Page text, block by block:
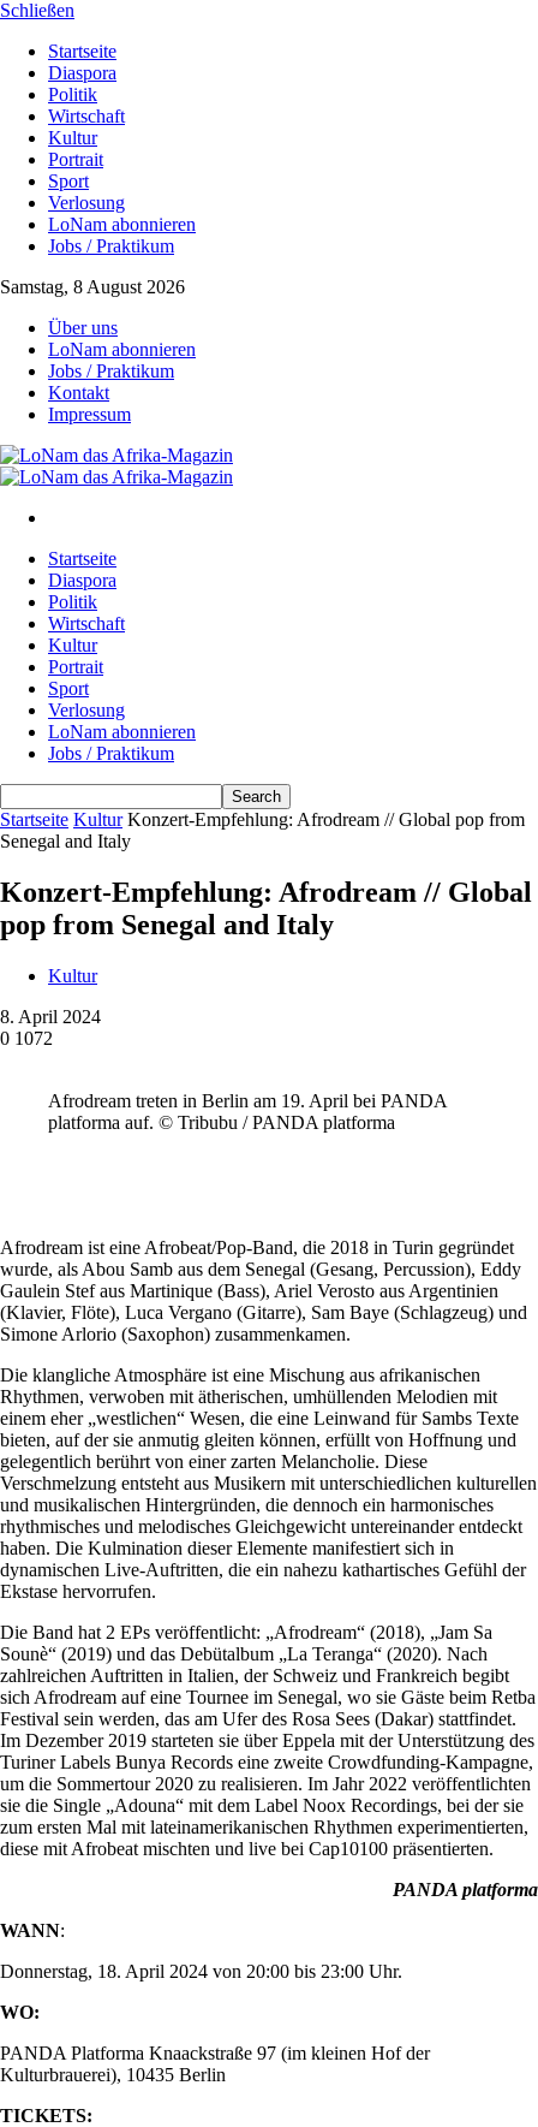
Schließen
Startseite
Diaspora
Politik
Wirtschaft
Kultur
Portrait
Sport
Verlosung
LoNam abonnieren
Jobs / Praktikum
Samstag, 8 August 2026
Über uns
LoNam abonnieren
Jobs / Praktikum
Kontakt
Impressum
Startseite
Diaspora
Politik
Wirtschaft
Kultur
Portrait
Sport
Verlosung
LoNam abonnieren
Jobs / Praktikum
Startseite Kultur Konzert-Empfehlung: Afrodream // Global pop from
Senegal and Italy
Konzert-Empfehlung: Afrodream // Global
pop from Senegal and Italy
Kultur
8. April 2024
0 1072
Afrodream treten in Berlin am 19. April bei PANDA
platforma auf. © Tribubu / PANDA platforma
Afrodream ist eine Afrobeat/Pop-Band, die 2018 in Turin gegründet
wurde, als Abou Samb aus dem Senegal (Gesang, Percussion), Eddy
Gaulein Stef aus Martinique (Bass), Ariel Verosto aus Argentinien
(Klavier, Flöte), Luca Vergano (Gitarre), Sam Baye (Schlagzeug) und
Simone Arlorio (Saxophon) zusammenkamen.
Die klangliche Atmosphäre ist eine Mischung aus afrikanischen
Rhythmen, verwoben mit ätherischen, umhüllenden Melodien mit
einem eher „westlichen“ Wesen, die eine Leinwand für Sambs Texte
bieten, auf der sie anmutig gleiten können, erfüllt von Hoffnung und
gelegentlich berührt von einer zarten Melancholie. Diese
Verschmelzung entsteht aus Musikern mit unterschiedlichen kulturellen
und musikalischen Hintergründen, die dennoch ein harmonisches
rhythmisches und melodisches Gleichgewicht untereinander entdeckt
haben. Die Kulmination dieser Elemente manifestiert sich in
dynamischen Live-Auftritten, die ein nahezu kathartisches Gefühl der
Ekstase hervorrufen.
Die Band hat 2 EPs veröffentlicht: „Afrodream“ (2018), „Jam Sa
Sounè“ (2019) und das Debütalbum „La Teranga“ (2020). Nach
zahlreichen Auftritten in Italien, der Schweiz und Frankreich begibt
sich Afrodream auf eine Tournee im Senegal, wo sie Gäste beim Retba
Festival sein werden, das am Ufer des Rosa Sees (Dakar) stattfindet.
Im Dezember 2019 starteten sie über Eppela mit der Unterstützung des
Turiner Labels Bunya Records eine zweite Crowdfunding-Kampagne,
um die Sommertour 2020 zu realisieren. Im Jahr 2022 veröffentlichten
sie die Single „Adouna“ mit dem Label Noox Recordings, bei der sie
zum ersten Mal mit lateinamerikanischen Rhythmen experimentierten,
diese mit Afrobeat mischten und live bei Cap10100 präsentierten.
PANDA platforma
WANN:
Donnerstag, 18. April 2024 von 20:00 bis 23:00 Uhr.
WO:
PANDA Platforma Knaackstraße 97 (im kleinen Hof der
Kulturbrauerei), 10435 Berlin
TICKETS: